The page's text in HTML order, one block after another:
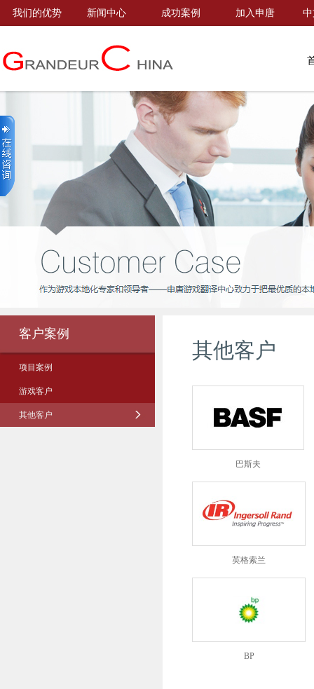
我们的优势 新闻中心 成功案例 加入申唐
首
客户案例
项目案例
游戏客户
其他客户
其他客户
巴斯夫
英格索兰
BP